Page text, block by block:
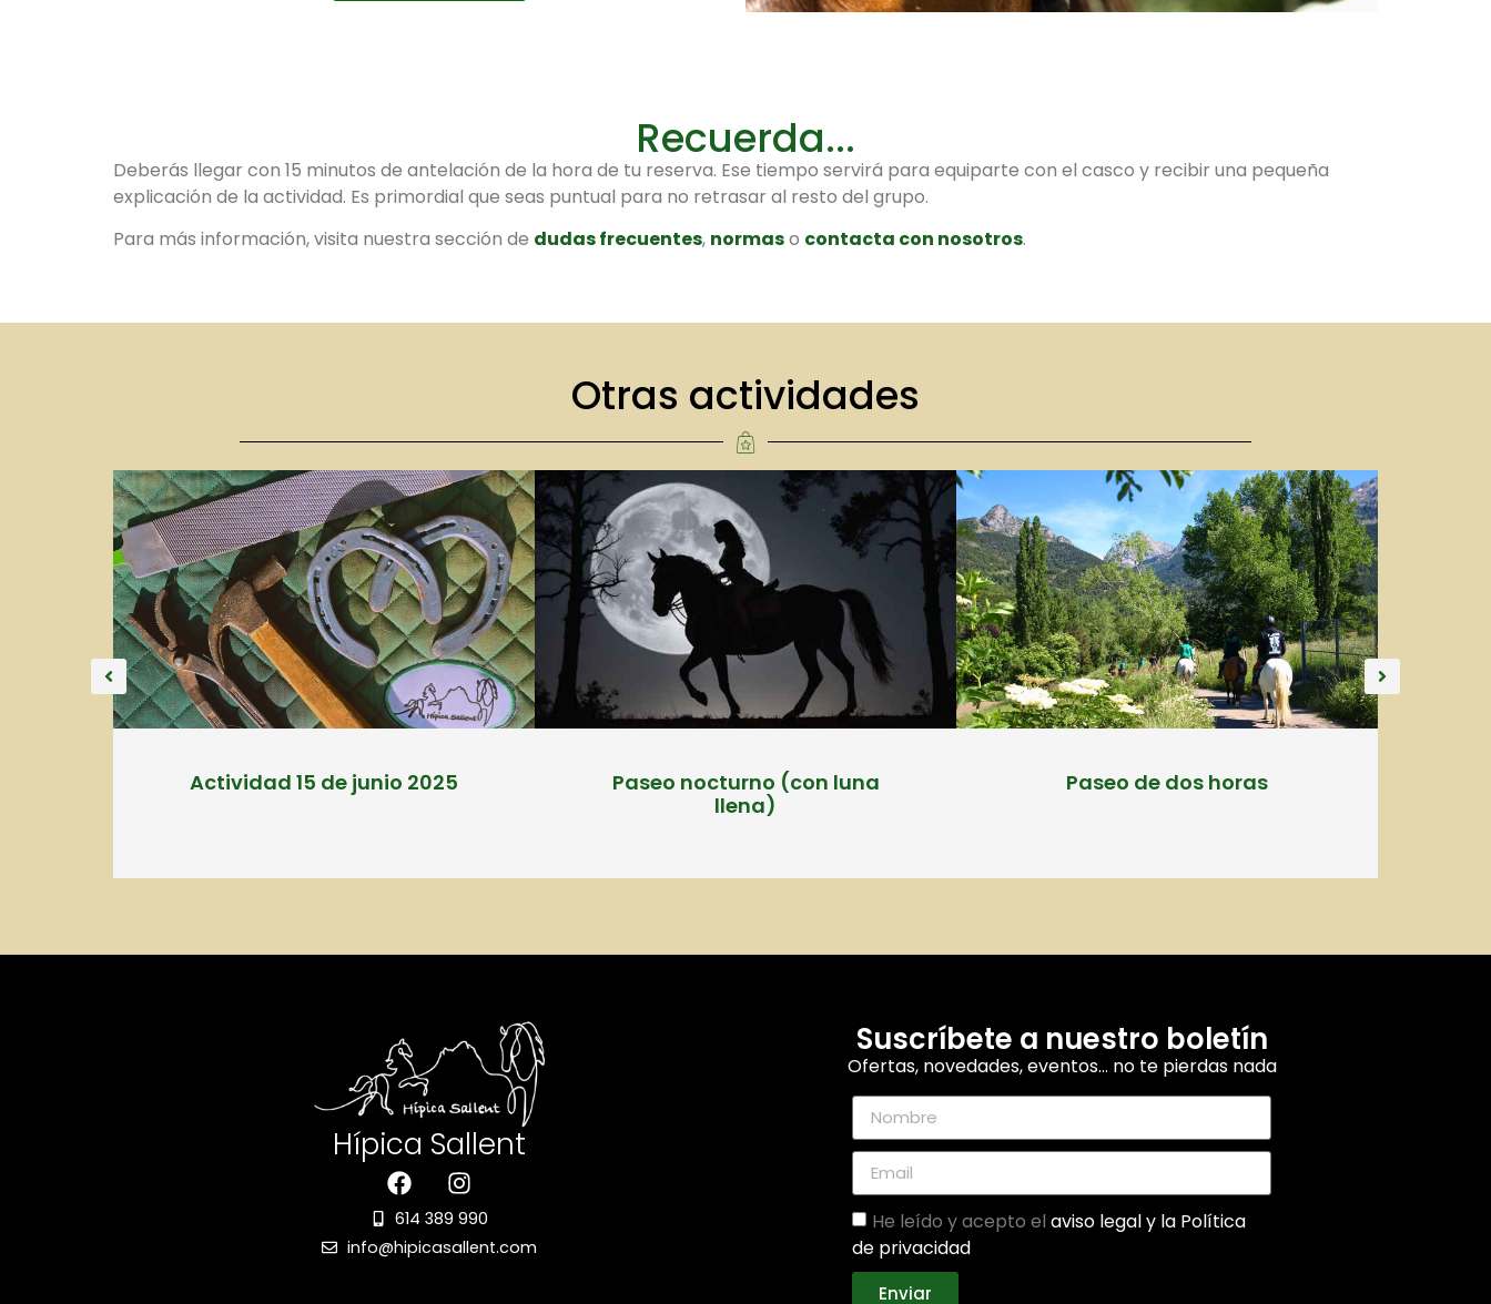
Recuerda...
Deberás llegar con 15 minutos de antelación de la hora de tu reserva. Ese tiempo servirá para equiparte con el casco y recibir una pequeña
explicación de la actividad. Es primordial que seas puntual para no retrasar al resto del grupo.
Para más información, visita nuestra sección de dudas frecuentes, normaso contacta con nosotros.
Otras actividades
Actividad 15 de junio 2025
Paseo nocturno (con luna
llena)
Paseo de dos horas
Hípica Sallent
614 389 990
info@hipicasallent.com
Suscríbete a nuestro boletín
Ofertas, novedades, eventos… no te pierdas nada
He leído y acepto el aviso legal y la Política
de privacidad
Enviar